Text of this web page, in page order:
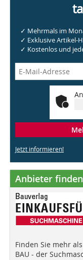
✓ Mehrmals im
✓ Exklusive Artikel-
✓ Kostenlos und
Jetzt informieren!
Anbieter finden
Finden Sie mehr
BAU - der